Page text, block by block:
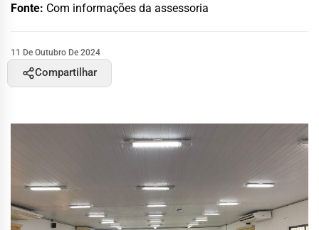
Fonte: Com informações da assessoria
11 De Outubro De 2024
Compartilhar